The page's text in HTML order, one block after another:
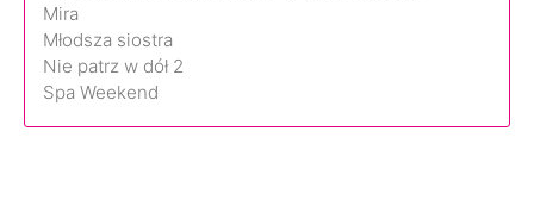
Mira
Młodsza siostra
Nie patrz w dół 2
Spa Weekend